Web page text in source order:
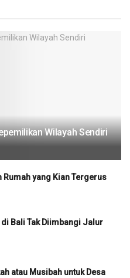
Wilayah Sendiri
Rumah yang Kian Tergerus
Bali Tak Diimbangi Jalur
atau Musibah untuk Desa